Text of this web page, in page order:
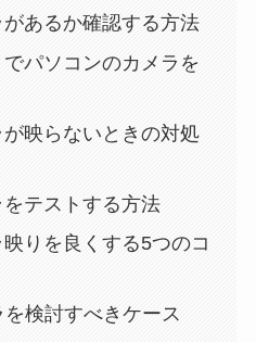
あるか確認する方法
パソコンのカメラを
映らないときの対処
テストする方法
りを良くする5つのコ
検討すべきケース